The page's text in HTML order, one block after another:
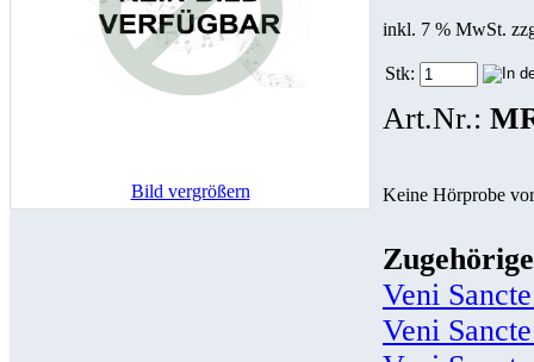
Bild vergrößern
inkl. 7 % MwSt.
Stk:
Art.Nr.:
Keine Hörprobe
Veni
Veni